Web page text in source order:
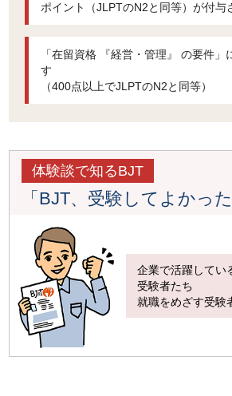
ポイント（JLPTのN2と同等）が付与
「在留資格 『経営・管理』 の要件」
す
（400点以上でJLPTのN2と同等）
体験談で知るBJT
「BJT、受験してよかった
企業で活躍してい
受験者たち
就職をめざす受験